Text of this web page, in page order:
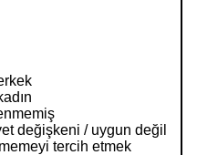
değişkeni / uygun değil
tercih etmek